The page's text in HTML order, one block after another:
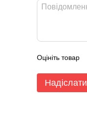
Оцініть товар
Надіслати